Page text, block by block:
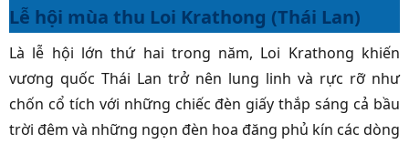
Lễ hội mùa thu Loi Krathong (Thái Lan)
Là lễ hội lớn thứ hai trong năm, Loi Krathong khiến
vương quốc Thái Lan trở nên lung linh và rực rỡ như
chốn cổ tích với những chiếc đèn giấy thắp sáng cả bầu
trời đêm và những ngọn đèn hoa đăng phủ kín các dòng